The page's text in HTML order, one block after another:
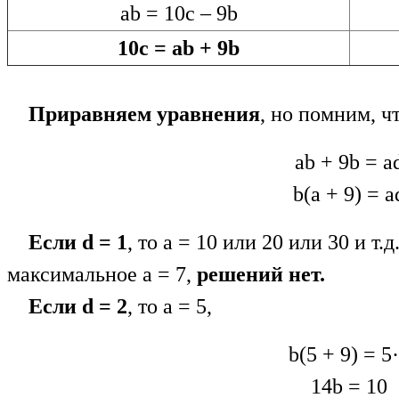
ab = 10c – 9b
10c = ab + 9b
Приравняем уравнения, но помним,
ab + 9b =
b(a + 9) =
Если d = 1, то а = 10 или 20 или 30 и
максимальное а = 7, решений нет.
Если d = 2, то а = 5,
b(5 + 9) =
14b = 10